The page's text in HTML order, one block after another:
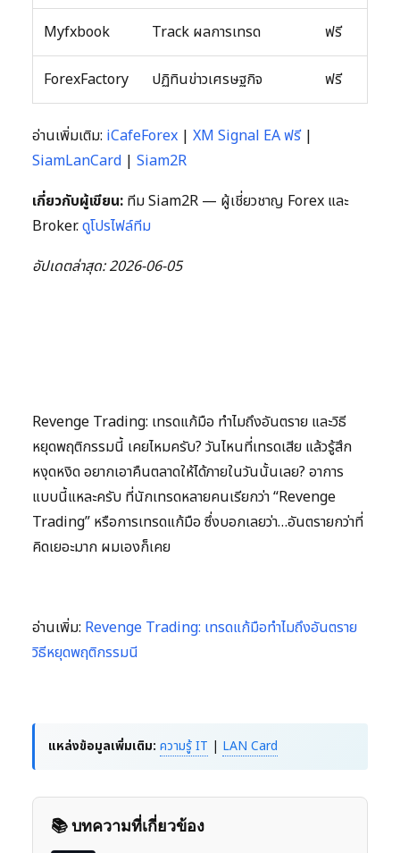
Myfxbook Track ผลการเทรด ฟรี
ForexFactory ปฏิทินข่าวเศรษฐกิจ ฟรี
อ่านเพิ่มเติม: iCafeForex | XM Signal EA ฟรี|
SiamLanCard | Siam2R
เกี่ยวกับผู้เขียน: ทีม Siam2R — ผู้เชี่ยวชาญ Forex และ
Broker.ดูโปรไฟล์ทีม
อัปเดตล่าสุด: 2026-06-05
Revenge Trading: เทรดแก้มือ ทำไมถึงอันตราย และวิธี
หยุดพฤติกรรมนี้ เคยไหมครับ? วันไหนที่เทรดเสีย แล้วรู้สึก
หงุดหงิด อยากเอาคืนตลาดให้ได้ภายในวันนั้นเลย? อาการ
แบบนี้แหละครับ ที่นักเทรดหลายคนเรียกว่า “Revenge
Trading” หรือการเทรดแก้มือ ซึ่งบอกเลยว่า…อันตรายกว่าที่
คิดเยอะมาก ผมเองก็เคย
อ่านเพิ่ม: Revenge Trading: เทรดแก้มือทำไมถึงอันตราย
วิธีหยุดพฤติกรรมนี
แหล่งข้อมูลเพิ่มเติม: ความรู้ IT | LAN Card
📚 บทความที่เกี่ยวข้อง